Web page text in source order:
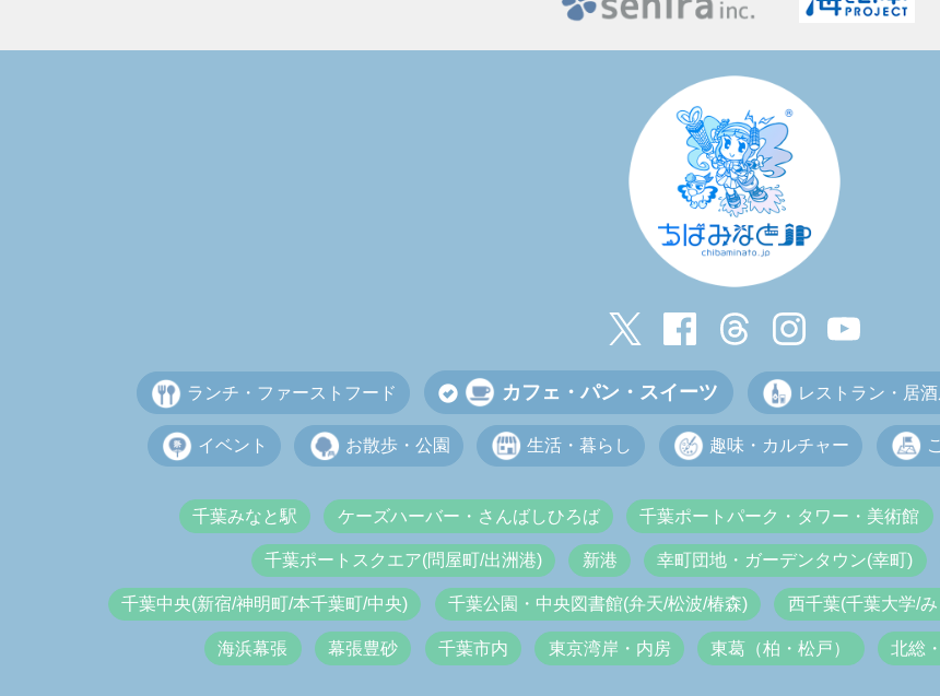
ランチ・ファーストフード カフェ・パン・スイーツ レストラン・居
イベント お散歩・公園 生活・暮らし 趣味・カルチャー
千葉みなと駅 ケーズハーバー・さんばしひろば 千葉ポートパーク・タワー・美術館
千葉ポートスクエア(問屋町/出洲港) 新港 幸町団地・ガーデンタウン(幸町)
千葉中央(新宿/神明町/本千葉町/中央) 千葉公園・中央図書館(弁天/松波/椿森) 西千葉(千葉大学/
海浜幕張 幕張豊砂 千葉市内 東京湾岸・内房 東葛（柏・松戸） 北総